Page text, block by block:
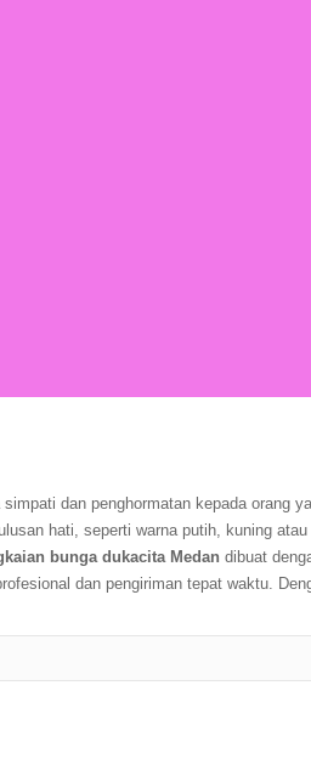
dan penghormatan kepada orang
hati, seperti warna putih, kuning
bunga dukacita Medan dibuat
dan pengiriman tepat waktu.